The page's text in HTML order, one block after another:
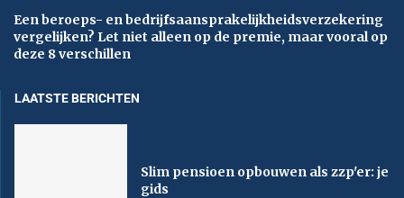
Een beroeps- en bedrijfsaansprakelijkheidsverzekering
vergelijken? Let niet alleen op de premie, maar vooral op
deze 8 verschillen
LAATSTE BERICHTEN
Slim pensioen opbouwen als zzp'er: je
gids